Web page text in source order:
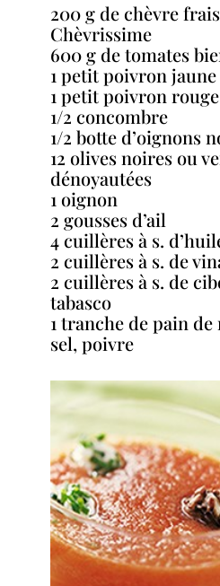
200 g de chèvre
Chèvrissime
600 g de tomates
1 petit poivron jaune
1 petit poivron rouge
1/2 concombre
1/2 botte d’oignons
12 olives noires ou
dénoyautées
1 oignon
2 gousses d’ail
4 cuillères à s.
2 cuillères à s. de
2 cuillères à s. de
tabasco
1 tranche de pain de
sel, poivre